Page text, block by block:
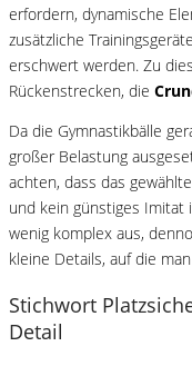
erfordern, dynamische
zusätzliche
erschwert werden. Zu
Rückenstrecken, die
Da die Gymnastikbälle
großer Belastung
achten, dass das
und kein günstiges Imitat
wenig komplex aus,
kleine Details, auf die
Stichwort
Detail